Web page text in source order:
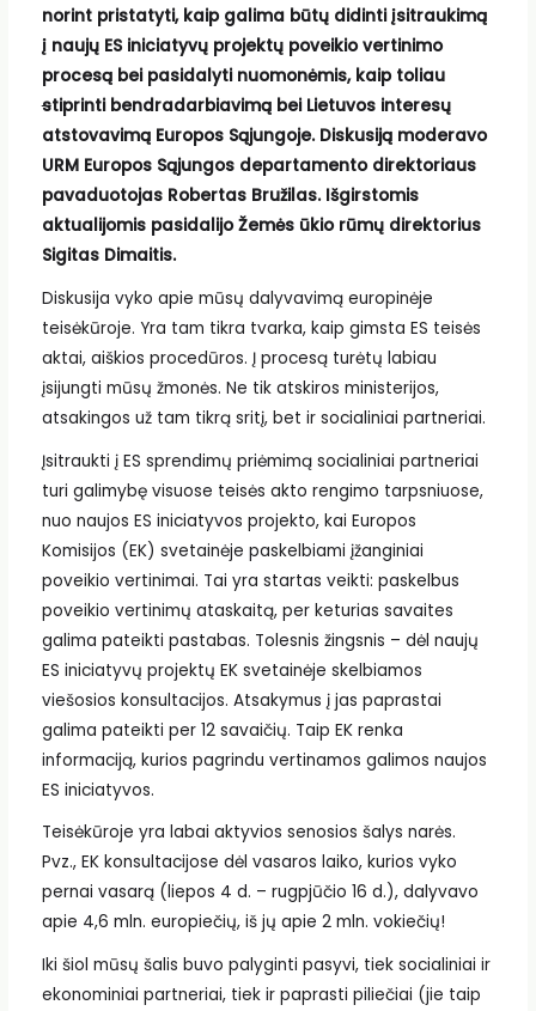
norint pristatyti, kaip galima būtų didinti įsitraukimą
į naujų ES iniciatyvų projektų poveikio vertinimo
procesą bei pasidalyti nuomonėmis, kaip toliau
stiprinti bendradarbiavimą bei Lietuvos interesų
atstovavimą Europos Sąjungoje. Diskusiją moderavo
URM Europos Sąjungos departamento direktoriaus
pavaduotojas Robertas Bružilas. Išgirstomis
aktualijomis pasidalijo Žemės ūkio rūmų direktorius
Sigitas Dimaitis.
Diskusija vyko apie mūsų dalyvavimą europinėje
teisėkūroje. Yra tam tikra tvarka, kaip gimsta ES teisės
aktai, aiškios procedūros. Į procesą turėtų labiau
įsijungti mūsų žmonės. Ne tik atskiros ministerijos,
atsakingos už tam tikrą sritį, bet ir socialiniai partneriai.
Įsitraukti į ES sprendimų priėmimą socialiniai partneriai
turi galimybę visuose teisės akto rengimo tarpsniuose,
nuo naujos ES iniciatyvos projekto, kai Europos
Komisijos (EK) svetainėje paskelbiami įžanginiai
poveikio vertinimai. Tai yra startas veikti: paskelbus
poveikio vertinimų ataskaitą, per keturias savaites
galima pateikti pastabas. Tolesnis žingsnis – dėl naujų
ES iniciatyvų projektų EK svetainėje skelbiamos
viešosios konsultacijos. Atsakymus į jas paprastai
galima pateikti per 12 savaičių. Taip EK renka
informaciją, kurios pagrindu vertinamos galimos naujos
ES iniciatyvos.
Teisėkūroje yra labai aktyvios senosios šalys narės.
Pvz., EK konsultacijose dėl vasaros laiko, kurios vyko
pernai vasarą (liepos 4 d. – rugpjūčio 16 d.), dalyvavo
apie 4,6 mln. europiečių, iš jų apie 2 mln. vokiečių!
Iki šiol mūsų šalis buvo palyginti pasyvi, tiek socialiniai ir
ekonominiai partneriai, tiek ir paprasti piliečiai (jie taip